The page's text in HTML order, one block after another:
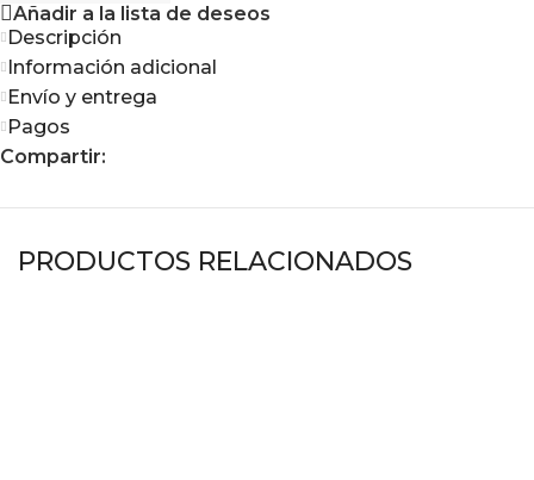
Añadir a la lista de deseos
Descripción
Información adicional
Envío y entrega
Pagos
Compartir:
PRODUCTOS RELACIONADOS